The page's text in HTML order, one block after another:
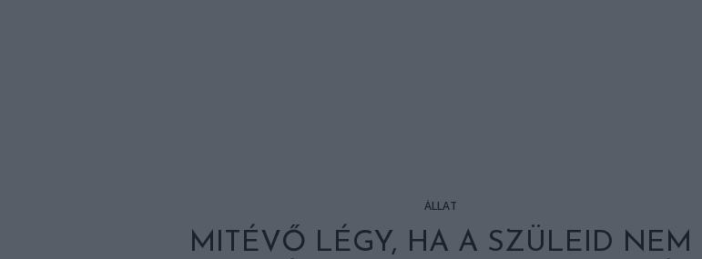
ÁLLAT
MITÉVŐ LÉGY, HA A SZÜLEID NEM